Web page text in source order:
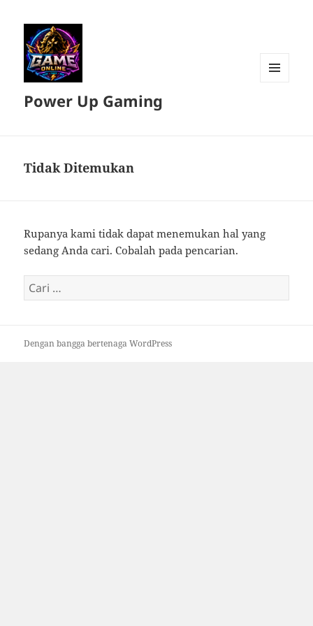
Power Up Gaming
Tidak Ditemukan
Rupanya kami tidak dapat menemukan hal yang
sedang Anda cari. Cobalah pada pencarian.
Cari
untuk:
Dengan bangga bertenaga WordPress